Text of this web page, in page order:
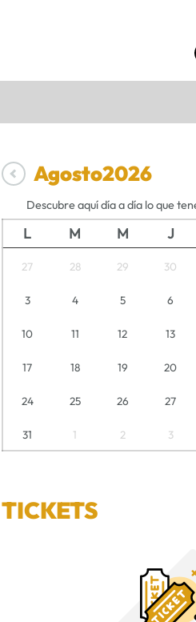
Agosto2026
Descubre aquí día a día lo que
L M M J
27 28 29 30
3 4 5 6
10 11 12 13
17 18 19 20
24 25 26 27
31 1 2 3
TICKETS